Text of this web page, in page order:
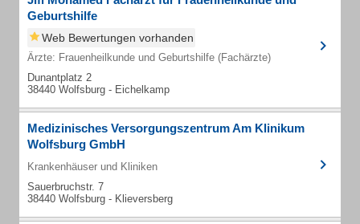
Geburtshilfe
Web Bewertungen vorhanden
Ärzte: Frauenheilkunde und Geburtshilfe (Fachärzte)
Dunantplatz 2
38440 Wolfsburg - Eichelkamp
Medizinisches Versorgungszentrum Am Klinikum
Wolfsburg GmbH
Krankenhäuser und Kliniken
Sauerbruchstr. 7
38440 Wolfsburg - Klieversberg